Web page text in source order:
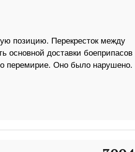
позицию. Перекресток между
доставки боеприпасов
перемирие. Оно было нарушено.